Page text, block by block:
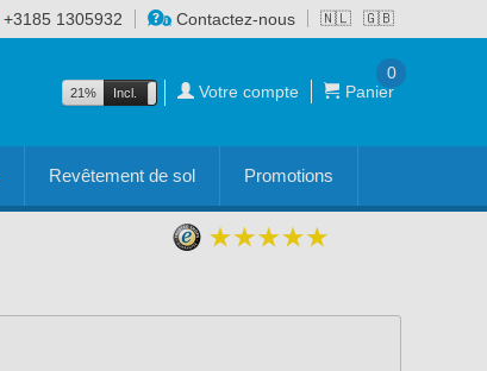
🇳🇱 🇬🇧
+3185 1305932 Contactez-nous
21% Incl. Excl. Votre compte Panier
0
Revêtement de sol Promotions